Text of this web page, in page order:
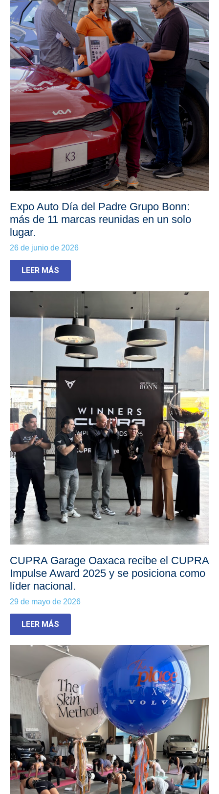
Expo Auto Día del Padre Grupo Bonn:
más de 11 marcas reunidas en un solo
lugar.
26 de junio de 2026
LEER MÁS
CUPRA Garage Oaxaca recibe el CUPRA
Impulse Award 2025 y se posiciona como
líder nacional.
29 de mayo de 2026
LEER MÁS